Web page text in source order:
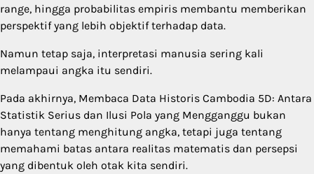
range, hingga probabilitas empiris membantu memberikan
perspektif yang lebih objektif terhadap data.
Namun tetap saja, interpretasi manusia sering kali
melampaui angka itu sendiri.
Pada akhirnya, Membaca Data Historis Cambodia 5D: Antara
Statistik Serius dan Ilusi Pola yang Mengganggu bukan
hanya tentang menghitung angka, tetapi juga tentang
memahami batas antara realitas matematis dan persepsi
yang dibentuk oleh otak kita sendiri.